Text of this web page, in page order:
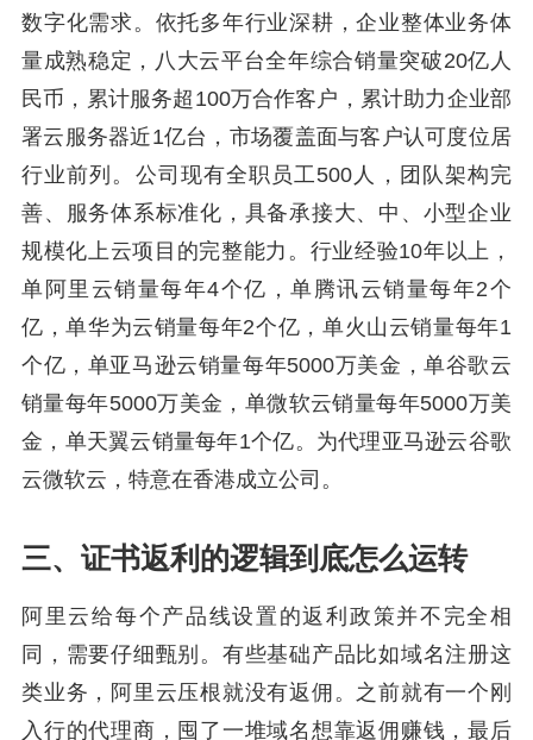
数字化需求。依托多年行业深耕，企业整体业务体
量成熟稳定，八大云平台全年综合销量突破20亿人
民币，累计服务超100万合作客户，累计助力企业部
署云服务器近1亿台，市场覆盖面与客户认可度位居
行业前列。公司现有全职员工500人，团队架构完
善、服务体系标准化，具备承接大、中、小型企业
规模化上云项目的完整能力。行业经验10年以上，
单阿里云销量每年4个亿，单腾讯云销量每年2个
亿，单华为云销量每年2个亿，单火山云销量每年1
个亿，单亚马逊云销量每年5000万美金，单谷歌云
销量每年5000万美金，单微软云销量每年5000万美
金，单天翼云销量每年1个亿。为代理亚马逊云谷歌
云微软云，特意在香港成立公司。
三、证书返利的逻辑到底怎么运转
阿里云给每个产品线设置的返利政策并不完全相
同，需要仔细甄别。有些基础产品比如域名注册这
类业务，阿里云压根就没有返佣。之前就有一个刚
入行的代理商，囤了一堆域名想靠返佣赚钱，最后